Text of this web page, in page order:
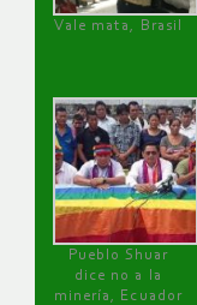
Vale mata, Brasil
Pueblo Shuar
dice no a la
minería, Ecuador